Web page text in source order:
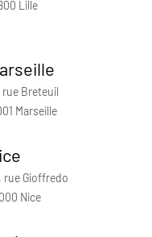
Lille
rue Breteuil
Marseille
rue Gioffredo
Nice